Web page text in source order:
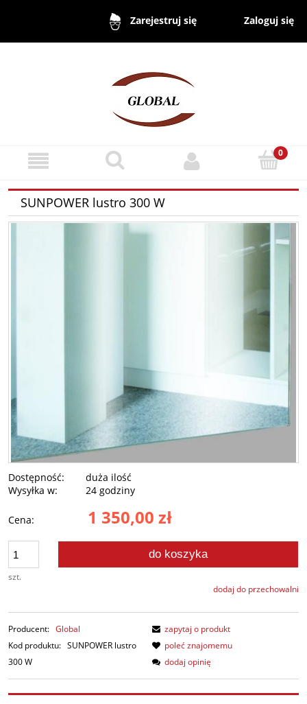
Zarejestruj się Zaloguj się
SUNPOWER lustro 300 W
Dostępność:
duża ilość
Wysyłka w:
24 godziny
Cena: 1 350,00 zł
szt.
do koszyka
dodaj do przechowalni
Producent: Global
Kod produktu: SUNPOWER lustro
300 W
zapytaj o produkt
poleć znajomemu
dodaj opinię